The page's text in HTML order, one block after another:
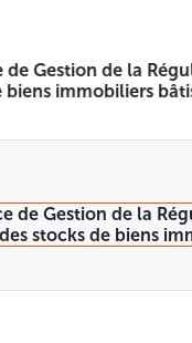
la Wilaya d'Alger,
collectivités
restreint en
46 du décret
dans les